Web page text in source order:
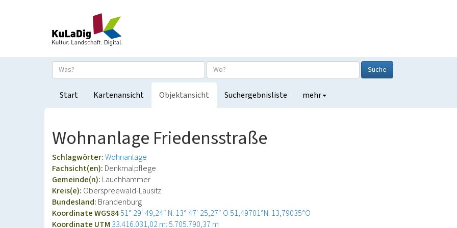
Suche
Start Kartenansicht Objektansicht Suchergebnisliste mehr
Wohnanlage Friedensstraße
Schlagwörter:Wohnanlage
Fachsicht(en): Denkmalpflege
Gemeinde(n): Lauchhammer
Kreis(e): Oberspreewald-Lausitz
Bundesland: Brandenburg
Koordinate WGS8451° 29′ 49,24″ N: 13° 47′ 25,27″ O51,49701°N: 13,79035°O
Koordinate UTM 33.416.031,02 m: 5.705.790,37 m